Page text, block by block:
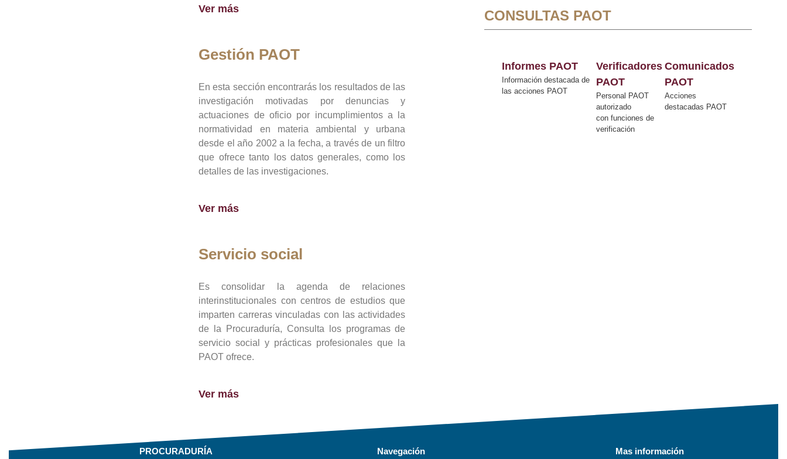
Ver más
Gestión PAOT
En esta sección encontrarás los resultados de las
investigación motivadas por denuncias y
actuaciones de oficio por incumplimientos a la
normatividad en materia ambiental y urbana
desde el año 2002 a la fecha, a través de un filtro
que ofrece tanto los datos generales, como los
detalles de las investigaciones.
Ver más
Servicio social
Es consolidar la agenda de relaciones
interinstitucionales con centros de estudios que
imparten carreras vinculadas con las actividades
de la Procuraduría, Consulta los programas de
servicio social y prácticas profesionales que la
PAOT ofrece.
Ver más
CONSULTAS PAOT
Informes PAOT
Información destacada de
las acciones PAOT
Verificadores
PAOT
Personal PAOT
autorizado
con funciones de
verificación
Comunicados
PAOT
Acciones
destacadas PAOT
PROCURADURÍA Navegación Mas información